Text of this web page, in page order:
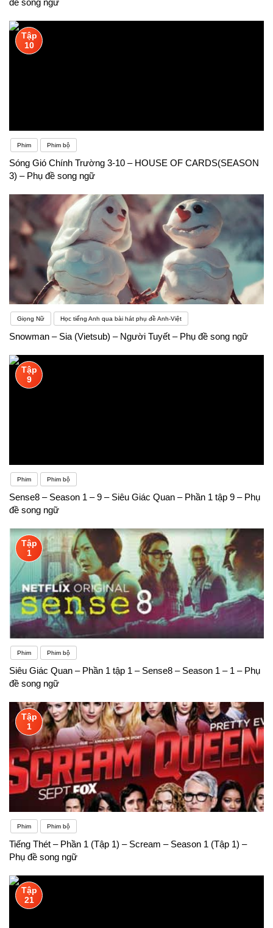
Tập
10
Phim Phim bộ
Sóng Gió Chính Trường 3-10 – HOUSE OF CARDS(SEASON
3) – Phụ đề song ngữ
Giọng Nữ Học tiếng Anh qua bài hát phụ đề Anh-Việt
Snowman – Sia (Vietsub) – Người Tuyết – Phụ đề song ngữ
Tập
9
Phim Phim bộ
Sense8 – Season 1 – 9 – Siêu Giác Quan – Phần 1 tập 9 – Phụ
đề song ngữ
Tập
1
Phim Phim bộ
Siêu Giác Quan – Phần 1 tập 1 – Sense8 – Season 1 – 1 – Phụ
đề song ngữ
Tập
1
Phim Phim bộ
Tiếng Thét – Phần 1 (Tập 1) – Scream – Season 1 (Tập 1) –
Phụ đề song ngữ
Tập
21